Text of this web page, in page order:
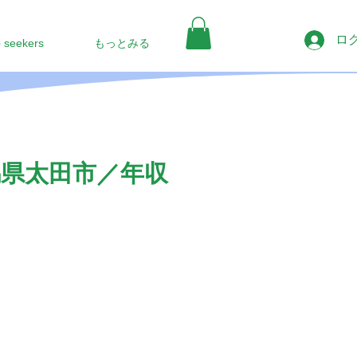
seekers もっとみる ロ
太田市／年収